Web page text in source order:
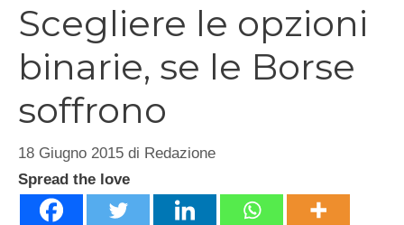
Scegliere le opzioni
binarie, se le Borse
soffrono
18 Giugno 2015 di Redazione
Spread the love